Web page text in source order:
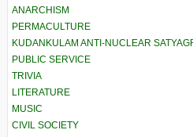
ANARCHISM
PERMACULTURE
KUDANKULAM ANTI-NUCLEAR
PUBLIC SERVICE
TRIVIA
LITERATURE
MUSIC
CIVIL SOCIETY